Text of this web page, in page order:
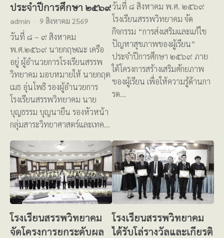
ประจำปีการศึกษา ๒๕๖๙
admin 9 สิงหาคม 2569
วันที่ ๘ – ๙ สิงหาคม
พ.ศ.๒๕๖๙ นายกฤษณะ เครือ
อยู่ ผู้อำนวยการโรงเรียนสรรพ
วิทยาคม มอบหมายให้ นายกฤต
เมธ อุ่นโพธิ รองผู้อำนวยการ
โรงเรียนสรรพวิทยาคม นาย
บุญธรรม บุญนายืน รองหัวหน้า
กลุ่มสาระวิทยาศาสตร์และเทค…
วันที่ ๘ สิงหาคม พ.ศ. ๒๕๖๙
โรงเรียนสรรพวิทยาคม จัด
กิจกรรม “การส่งเสริมและแก้ไข
ปัญหาสุขภาพของผู้เรียน”
ประจำปีการศึกษา ๒๕๖๙ ภาย
ใต้โครงการสร้างเสริมศักยภาพ
ของผู้เรียน เพื่อให้ความรู้ด้านกา
รด…
โรงเรียนสรรพวิทยาคม
จัดโครงการยกระดับผล
โรงเรียนสรรพวิทยาคม
ได้รับโล่รางวัลและเกียรติ